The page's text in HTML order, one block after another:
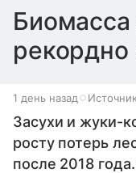
рекордно
1 день назад
Засухи и жуки-
росту потерь
после 2018